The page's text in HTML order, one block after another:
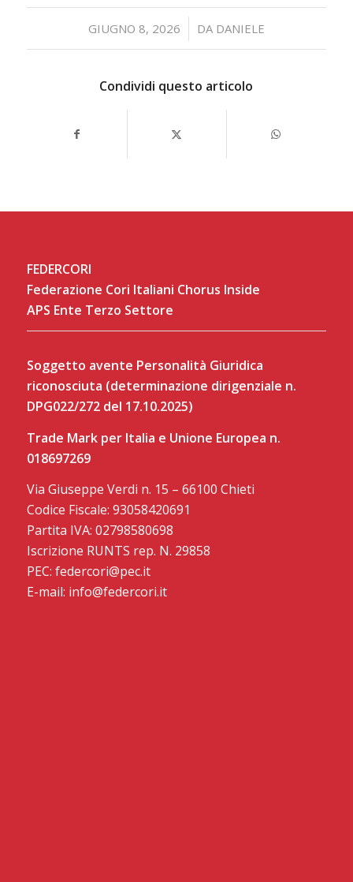
GIUGNO 8, 2026
/ DA DANIELE
Condividi questo articolo
FEDERCORI
Federazione Cori Italiani Chorus Inside
APS Ente Terzo Settore
Soggetto avente Personalità Giuridica
riconosciuta (determinazione dirigenziale n.
DPG022/272 del 17.10.2025)
Trade Mark per Italia e Unione Europea n.
018697269
Via Giuseppe Verdi n. 15 – 66100 Chieti
Codice Fiscale: 93058420691
Partita IVA: 02798580698
Iscrizione RUNTS rep. N. 29858
PEC: federcori@pec.it
E-mail: info@federcori.it